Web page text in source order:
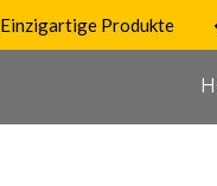
Einzigartige Produkte